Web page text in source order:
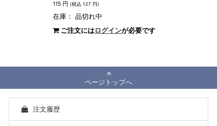
115 円 (税込 127 円)
在庫：品切れ中
ご注文にはログインが必要です
ページトップへ
注文履歴